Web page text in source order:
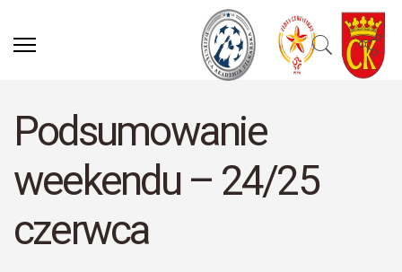
Podsumowanie
weekendu – 24/25
czerwca